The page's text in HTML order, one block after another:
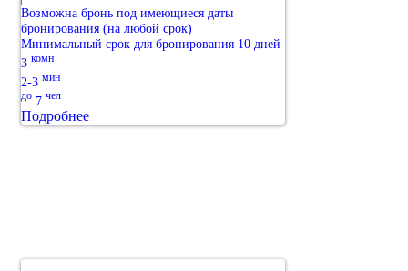
Возможна бронь под имеющиеся даты
бронирования (на любой срок)
Минимальный срок для бронирования 10 дней
3 комн
2-3 мин
до 7 чел
Подробнее